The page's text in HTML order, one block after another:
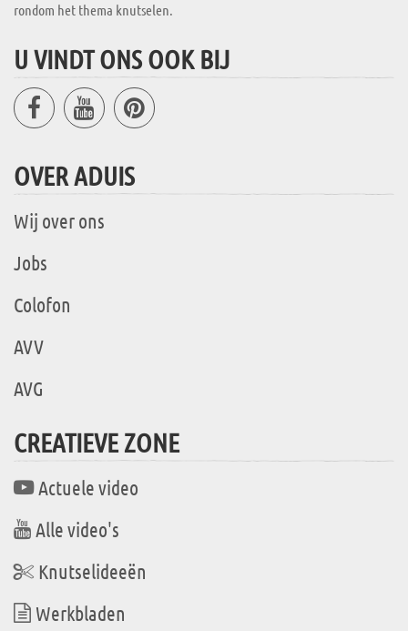
rondom het thema knutselen.
U VINDT ONS OOK BIJ
OVER ADUIS
Wij over ons
Jobs
Colofon
AVV
AVG
CREATIEVE ZONE
Actuele video
Alle video's
Knutselideeën
Werkbladen